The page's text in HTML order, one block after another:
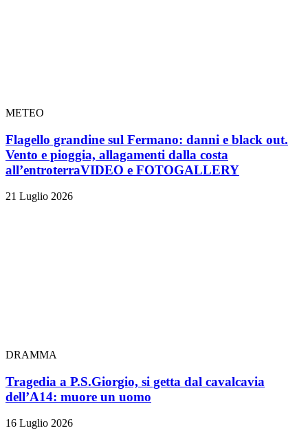
METEO
Flagello grandine sul Fermano: danni e black out.
Vento e pioggia, allagamenti dalla costa
all’entroterraVIDEO e FOTOGALLERY
21 Luglio 2026
DRAMMA
Tragedia a P.S.Giorgio, si getta dal cavalcavia
dell’A14: muore un uomo
16 Luglio 2026